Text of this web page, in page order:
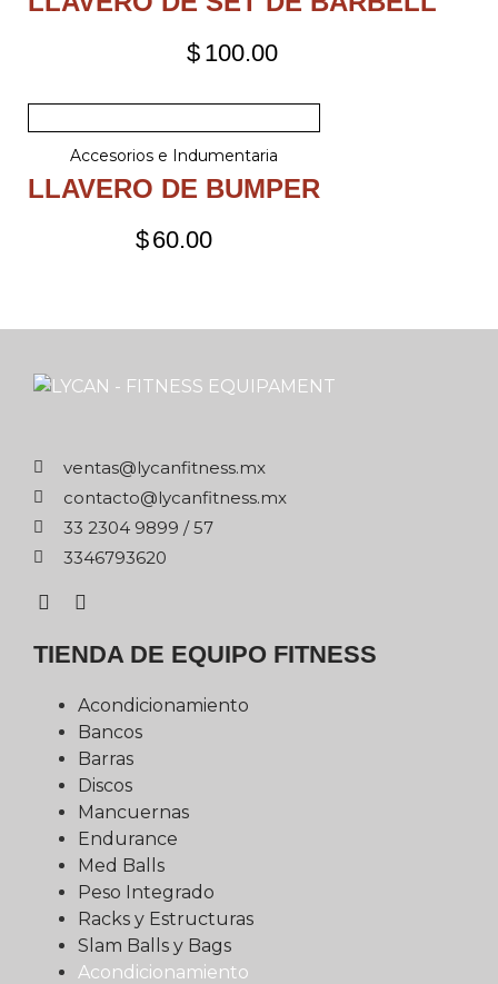
$ 100.00
Accesorios e Indumentaria
LLAVERO DE BUMPER
$60.00
xm.ssentifnacyl@satnev
xm.ssentifnacyl@otcatnoc
75 / 9989 4032 33
0263976433
TIENDA DE EQUIPO FITNESS
Acondicionamiento
Bancos
Barras
Discos
Mancuernas
Endurance
Med Balls
Peso Integrado
Racks y Estructuras
Slam Balls y Bags
Acondicionamiento